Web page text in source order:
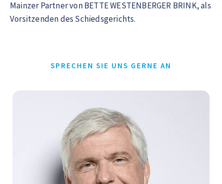
Mainzer Partner von BETTE WESTENBERGER BRINK, als
Vorsitzenden des Schiedsgerichts.
SPRECHEN SIE UNS GERNE AN